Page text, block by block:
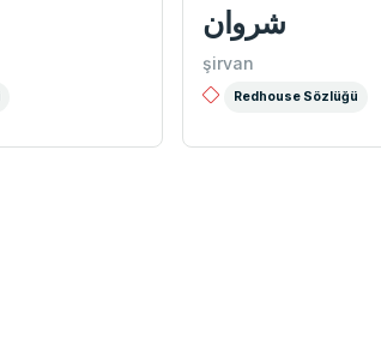
شروان
şirvan
Redhouse Sözlüğü